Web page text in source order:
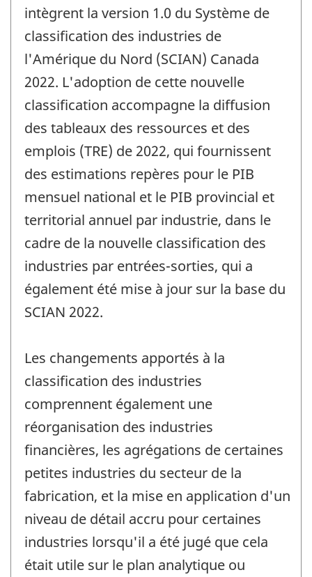
intègrent la version 1.0 du Système de
classification des industries de
l'Amérique du Nord (SCIAN) Canada
2022. L'adoption de cette nouvelle
classification accompagne la diffusion
des tableaux des ressources et des
emplois (TRE) de 2022, qui fournissent
des estimations repères pour le PIB
mensuel national et le PIB provincial et
territorial annuel par industrie, dans le
cadre de la nouvelle classification des
industries par entrées-sorties, qui a
également été mise à jour sur la base du
SCIAN 2022.
Les changements apportés à la
classification des industries
comprennent également une
réorganisation des industries
financières, les agrégations de certaines
petites industries du secteur de la
fabrication, et la mise en application d'un
niveau de détail accru pour certaines
industries lorsqu'il a été jugé que cela
était utile sur le plan analytique ou